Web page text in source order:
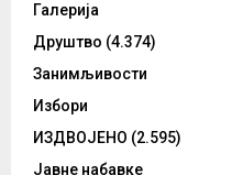
Галерија
Друштво (4.374)
Занимљивости
Избори
ИЗДВОЈЕНО (2.595)
Јавне набавке